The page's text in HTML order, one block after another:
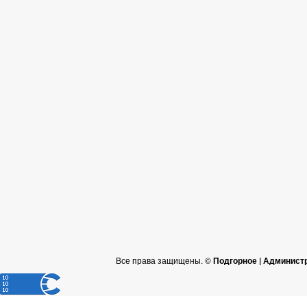
Все права защищены. ©Подгорное |